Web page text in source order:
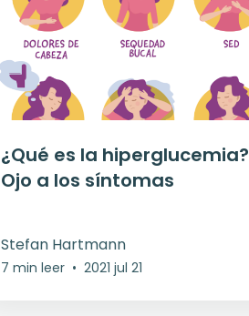
¿Qué es la hiperglucemia?
Ojo a los síntomas
Stefan Hartmann
7 min leer • 2021 jul 21